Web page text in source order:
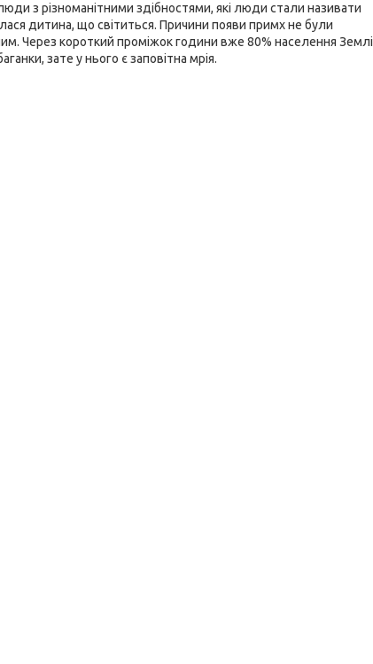
з різноманітними здібностями, які люди стали називати
дитина, що світиться. Причини появи примх не були
Через короткий проміжок години вже 80% населення Землі
зате у нього є заповітна мрія.